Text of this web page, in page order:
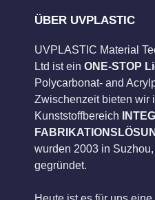
ÜBER UVPLASTIC
UVPLASTIC Material
Ltd ist ein ONE-STOP
Polycarbonat- and
Zwischenzeit bieten wir
Kunststoffbereich
wurden 2003 in
gegründet.